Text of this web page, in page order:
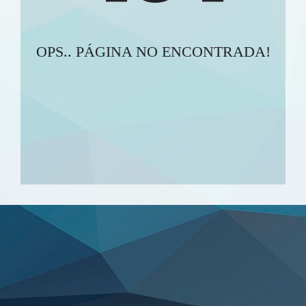
OPS.. PÁGINA NO ENCONTRADA!